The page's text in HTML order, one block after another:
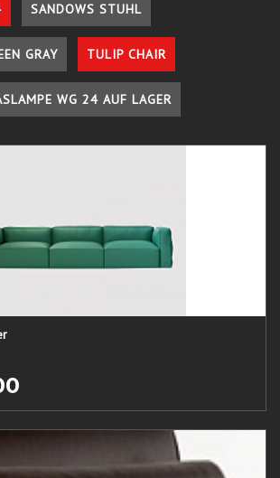
SANDOWS STUHL
GRAY TULIP CHAIR
WG 24 AUF LAGER